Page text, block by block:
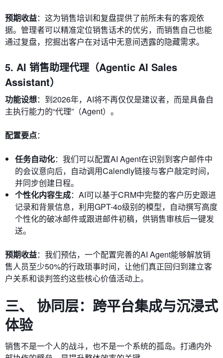
预期收益：这为销售培训和复盘提供了前所未有的客观依
据。管理者可以精准定位销售话术的优劣，而销售自己也能
通过复盘，挖掘出客户在对话中无意间透露的隐藏需求。
5. AI 销售助理代理（Agentic AI Sales
Assistant）
功能设想：到2026年，AI将不再仅仅是建议者，而是具备自
主执行能力的“代理”（Agent）。
配置要点：
任务自动化：我们可以配置AI Agent在识别到客户邮件中
的会议意向后，自动调用Calendly链接与客户敲定时间，
并同步创建日程。
个性化内容生成：AI可以基于CRM中完整的客户历史跟进
记录和背景信息，利用GPT-4o级别的模型，自动撰写高度
个性化的破冰邮件或跟进邮件初稿，供销售审核后一键发
送。
预期收益：我们预估，一个配置完善的AI Agent能够解放销
售人员至少50%的行政琐事时间，让他们真正回归到建立客
户关系和谈判签约这些核心价值活动上。
三、 协同层：跨平台集成与沉浸式
体验
销售不是一个人的战斗，也不是一个系统的孤岛。打通内外